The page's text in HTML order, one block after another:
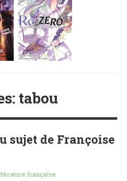
tabou
sujet de Françoise
française